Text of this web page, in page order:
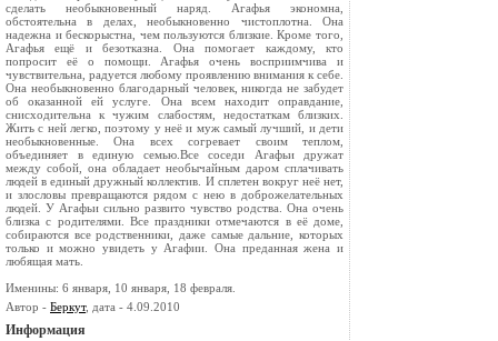
сделать необыкновенный наряд. Агафья экономна,
обстоятельна в делах, необыкновенно чистоплотна. Она
надежна и бескорыстна, чем пользуются близкие. Кроме того,
Агафья ещё и безотказна. Она помогает каждому, кто
попросит её о помощи. Агафья очень восприимчива и
чувствительна, радуется любому проявлению внимания к себе.
Она необыкновенно благодарный человек, никогда не забудет
об оказанной ей услуге. Она всем находит оправдание,
снисходительна к чужим слабостям, недостаткам близких.
Жить с ней легко, поэтому у неё и муж самый лучший, и дети
необыкновенные. Она всех согревает своим теплом,
объединяет в единую семью.Все соседи Агафьи дружат
между собой, она обладает необычайным даром сплачивать
людей в единый дружный коллектив. И сплетен вокруг неё нет,
и злословы превращаются рядом с нею в доброжелательных
людей. У Агафьи сильно развито чувство родства. Она очень
близка с родителями. Все праздники отмечаются в её доме,
собираются все родственники, даже самые дальние, которых
только и можно увидеть у Агафии. Она преданная жена и
любящая мать.
Именины: 6 января, 10 января, 18 февраля.
Автор - Беркут, дата - 4.09.2010
Информация